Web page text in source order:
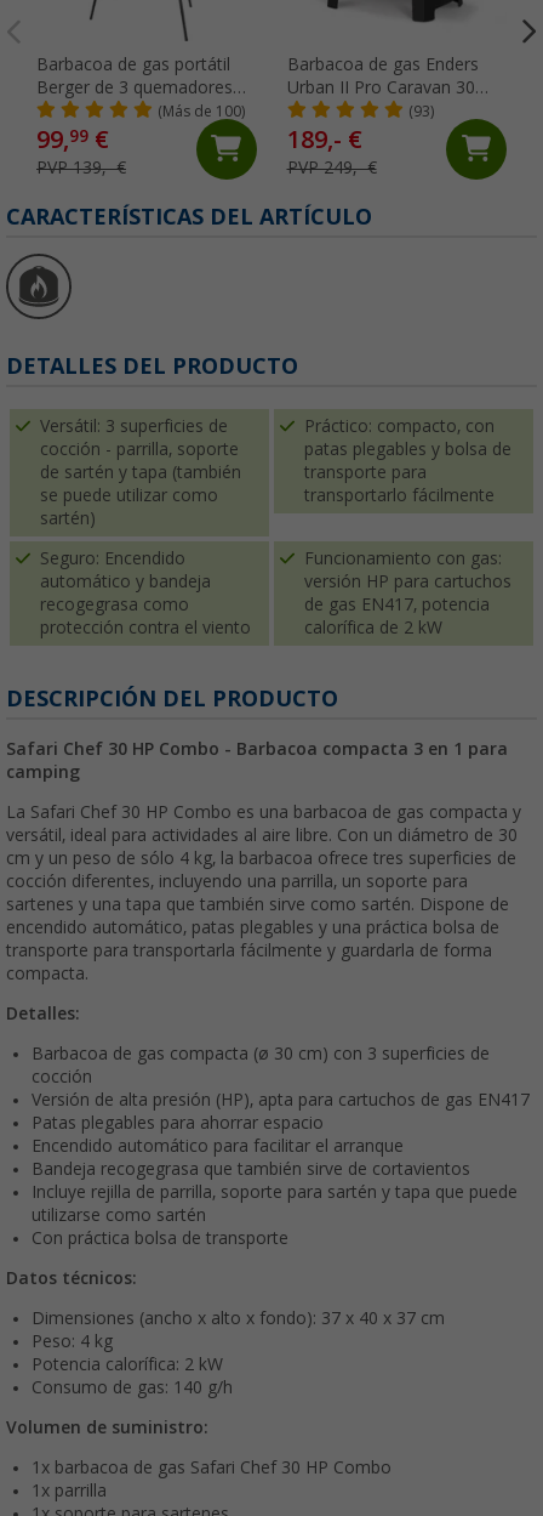
Barbacoa de gas portátil
Berger de 3 quemadores
30 mbar negro (Más de 100)
99,99 €
PVP 139,- €
Barbacoa de gas Enders
Urban II Pro Caravan 30
mbar
(93)
189,- €
PVP 249,- €
CARACTERÍSTICAS DEL ARTÍCULO
DETALLES DEL PRODUCTO
Versátil: 3 superficies de
cocción - parrilla, soporte
de sartén y tapa (también
se puede utilizar como
sartén)
Práctico: compacto, con
patas plegables y bolsa de
transporte para
transportarlo fácilmente
Seguro: Encendido
automático y bandeja
recogegrasa como
protección contra el viento
Funcionamiento con gas:
versión HP para cartuchos
de gas EN417, potencia
calorífica de 2 kW
DESCRIPCIÓN DEL PRODUCTO
Safari Chef 30 HP Combo - Barbacoa compacta 3 en 1 para
camping
La Safari Chef 30 HP Combo es una barbacoa de gas compacta y
versátil, ideal para actividades al aire libre. Con un diámetro de 30
cm y un peso de sólo 4 kg, la barbacoa ofrece tres superficies de
cocción diferentes, incluyendo una parrilla, un soporte para
sartenes y una tapa que también sirve como sartén. Dispone de
encendido automático, patas plegables y una práctica bolsa de
transporte para transportarla fácilmente y guardarla de forma
compacta.
Detalles:
Barbacoa de gas compacta (ø 30 cm) con 3 superficies de
cocción
Versión de alta presión (HP), apta para cartuchos de gas EN417
Patas plegables para ahorrar espacio
Encendido automático para facilitar el arranque
Bandeja recogegrasa que también sirve de cortavientos
Incluye rejilla de parrilla, soporte para sartén y tapa que puede
utilizarse como sartén
Con práctica bolsa de transporte
Datos técnicos:
Dimensiones (ancho x alto x fondo): 37 x 40 x 37 cm
Peso: 4 kg
Potencia calorífica: 2 kW
Consumo de gas: 140 g/h
Volumen de suministro:
1x barbacoa de gas Safari Chef 30 HP Combo
1x parrilla